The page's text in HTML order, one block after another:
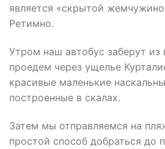
является «скрытой
Ретимно.
Утром наш автобус заберут
проедем через ущелье
красивые маленькие
построенные в скалах.
Затем мы отправляемся на
простой способ добраться до